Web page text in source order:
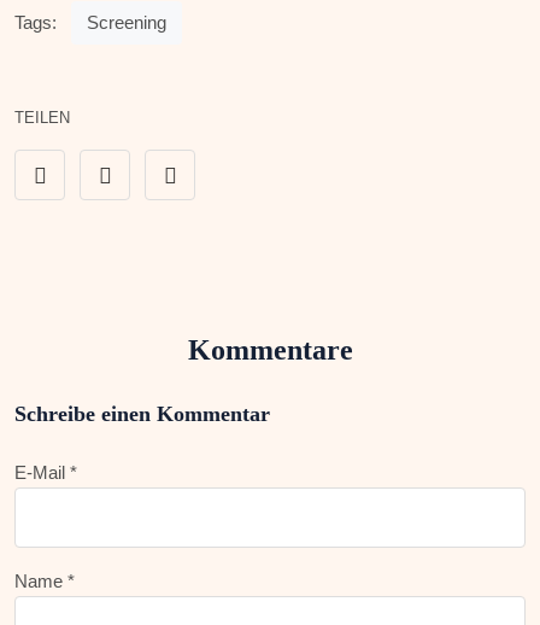
TEILEN
Tags: Screening
Kommentare
Schreibe einen Kommentar
E-Mail *
Name *